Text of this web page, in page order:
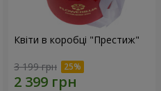
Квіти в коробці "Престиж"
3 199 грн